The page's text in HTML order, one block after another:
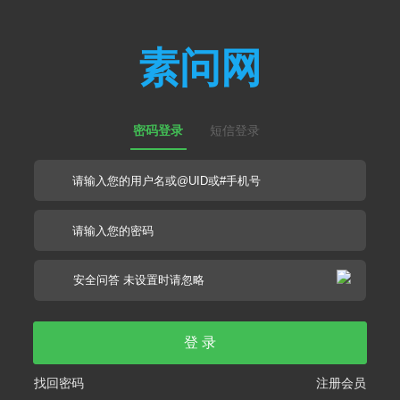
素问网
密码登录 短信登录
登 录
注册会员
找回密码